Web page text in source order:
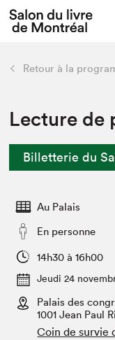
Espace
Espace
Espace médias
L'événement
Préparer sa
Actualités
SLM PRO
retour
Préparer sa
Salon dans la
Projets
Liens pratiques
Retour à la
Lecture de
Billetterie du
Au Palais
En personne
14h30 à 16h00
Jeudi 24
Palais des
1001 Jean Paul
Coin de survie